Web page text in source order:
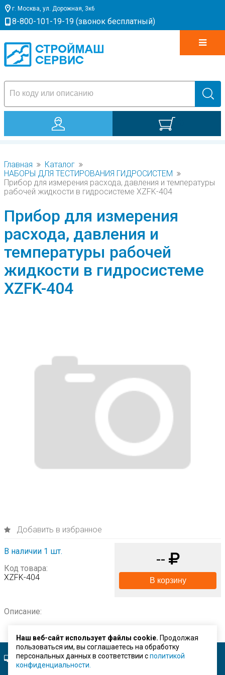
г. Москва, ул. Дорожная, 3к6
8-800-101-19-19 (звонок бесплатный)
Главная
Каталог
НАБОРЫ ДЛЯ ТЕСТИРОВАНИЯ ГИДРОСИСТЕМ
Прибор для измерения расхода, давления и температуры
рабочей жидкости в гидросистеме XZFK-404
Прибор для измерения
расхода, давления и
температуры рабочей
жидкости в гидросистеме
XZFK-404
Добавить в избранное
В наличии 1 шт.
Код товара:
XZFK-404
--
В корзину
Описание:
Полная версия сайта.
Наш веб-сайт использует файлы cookie. Продолжая
пользоваться им, вы соглашаетесь на обработку
персональных данных в соответствии сполитикой
конфиденциальности.